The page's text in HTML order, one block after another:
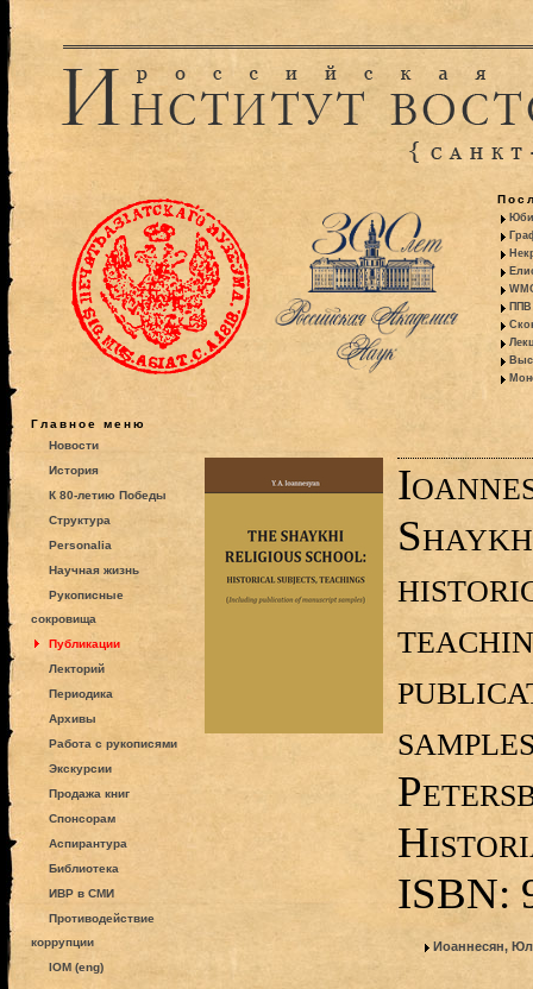
ППВ
Главное меню
Новости
История
К 80-летию Победы
Структура
Personalia
Научная жизнь
Рукописные
сокровища
Публикации
Лекторий
Периодика
Архивы
Работа с рукописями
Экскурсии
Продажа книг
Спонсорам
Аспирантура
Библиотека
ИВР в СМИ
Противодействие
коррупции
IOM (eng)
ISBN:
Иоаннесян,